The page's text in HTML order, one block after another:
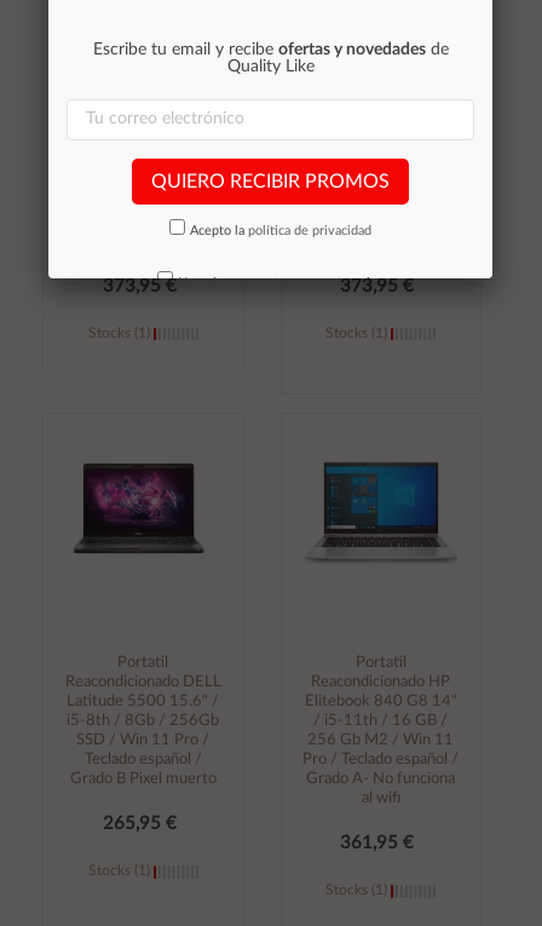
Portatil
Reacondicionado HP
Elitebook 840 G8 14"
/ i5-11th / 8 GB / 256
Gb M2 / Win 11 Pro /
Teclado con kit de
conversion / Grado A
373,95 €
Stocks (1)
Reacondicionado HP
Elitebook 840 G8 14"
/ i5-11th / 16 GB /
128 Gb M2 / Win 11
Pro / Teclado español /
373,95 €
Stocks (1)
Portatil
Reacondicionado DELL
Latitude 5500 15.6" /
i5-8th / 8Gb / 256Gb
SSD / Win 11 Pro /
Teclado español /
Grado B Pixel muerto
265,95 €
Stocks (1)
Portatil
Reacondicionado HP
Elitebook 840 G8 14"
/ i5-11th / 16 GB /
256 Gb M2 / Win 11
Pro / Teclado español /
Grado A- No funciona
al wifi
361,95 €
Stocks (1)
Escribe tu email y recibe ofertas y novedadesde
Quality Like
QUIERO RECIBIR PROMOS
Acepto la política de privacidad
No volver a mostrar mas este aviso